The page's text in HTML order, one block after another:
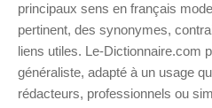
principaux sens en français
pertinent, des synonymes,
liens utiles. Le-Dictionnaire.com
généraliste, adapté à un usage
rédacteurs, professionnels ou